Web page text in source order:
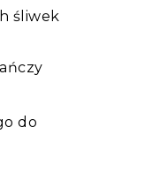
śliwek
do